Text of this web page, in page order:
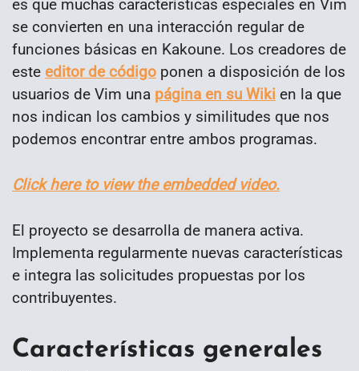
es que muchas características especiales en Vim
se convierten en una interacción regular de
funciones básicas en Kakoune. Los creadores de
este editor de código ponen a disposición de los
usuarios de Vim una página en su Wiki en la que
nos indican los cambios y similitudes que nos
podemos encontrar entre ambos programas.
Click here to view the embedded video.
El proyecto se desarrolla de manera activa.
Implementa regularmente nuevas características
e integra las solicitudes propuestas por los
contribuyentes.
Características generales